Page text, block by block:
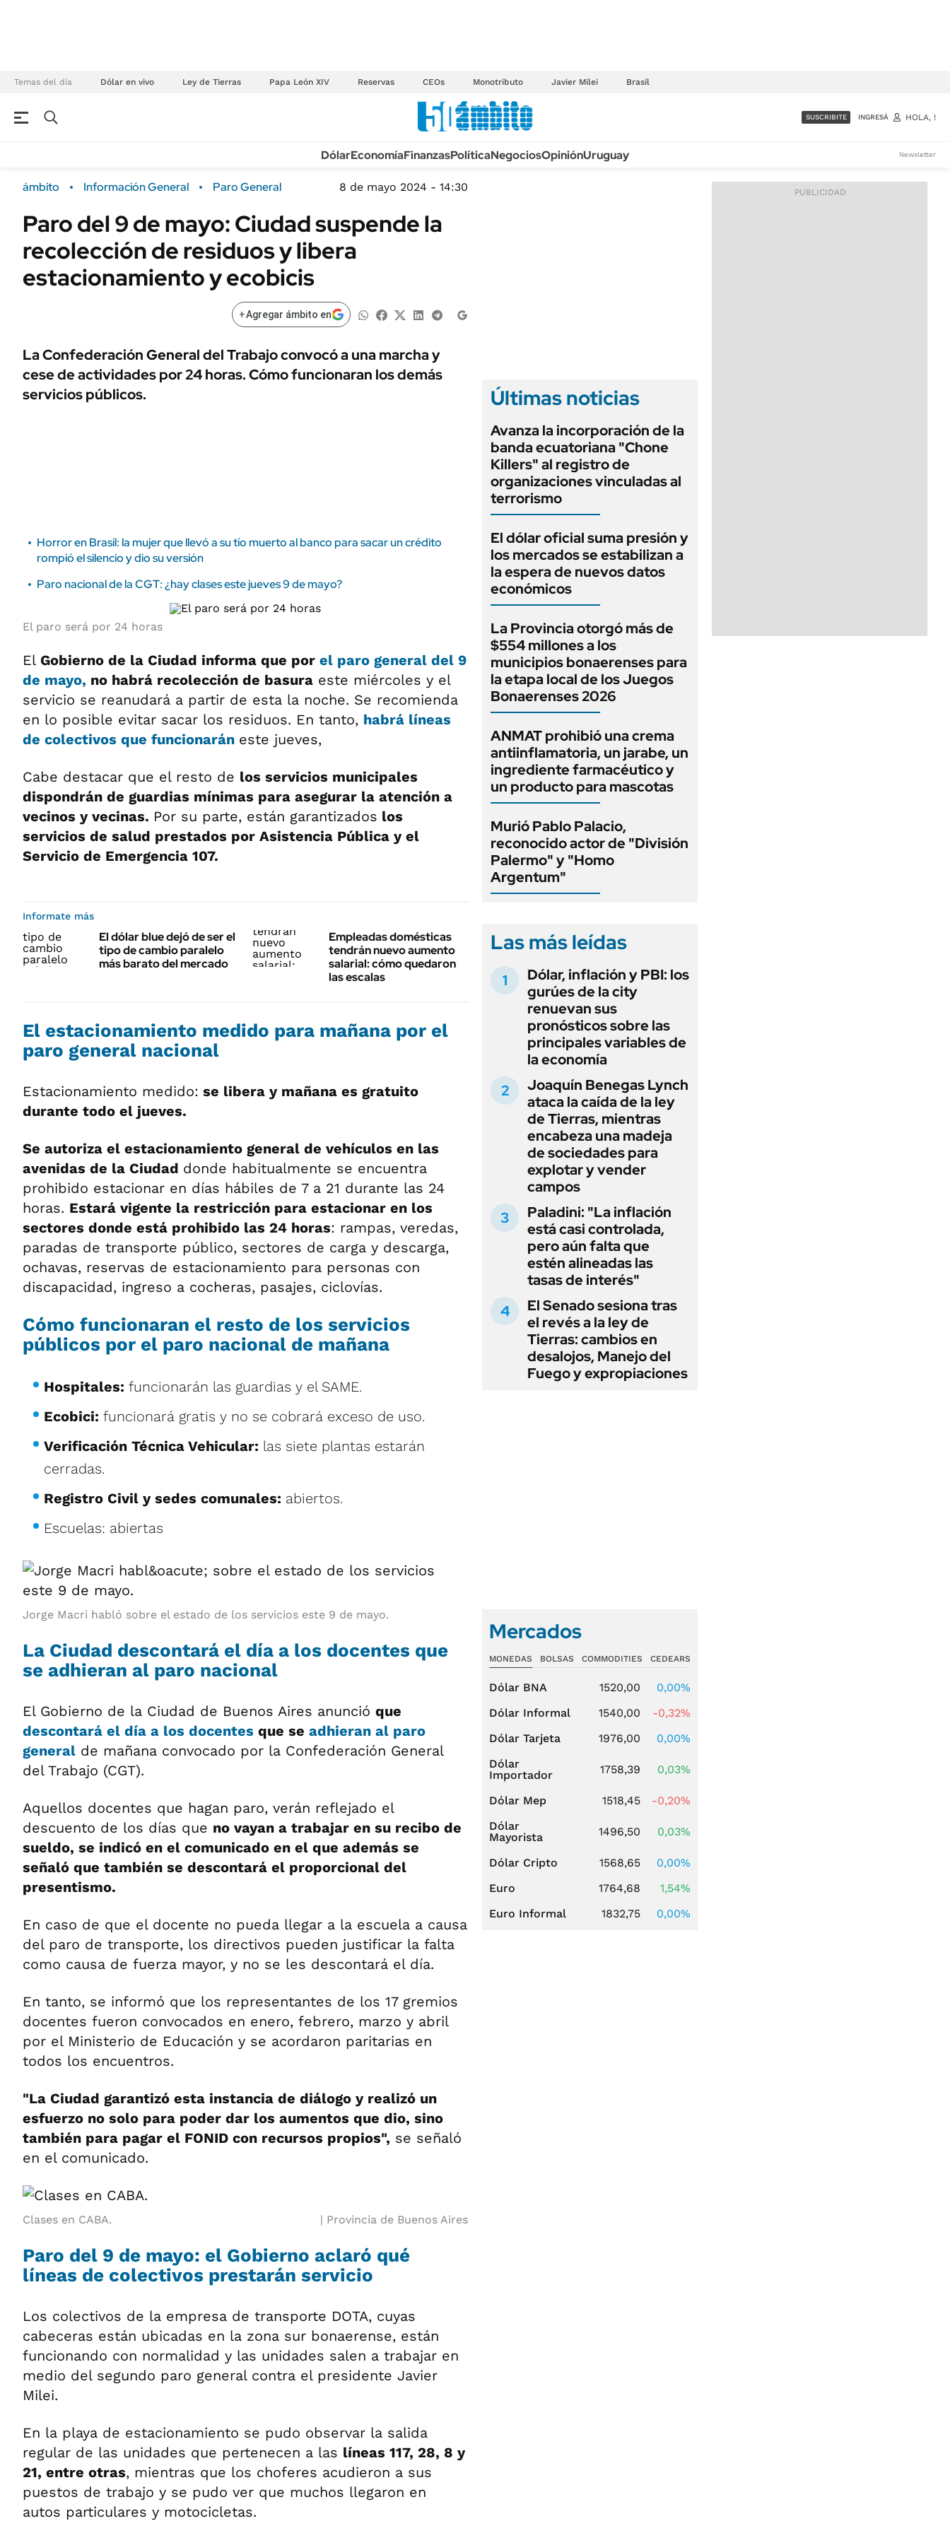
Temas del día Dólar en vivo Ley de Tierras Papa León XIV Reservas CEOs Monotributo Javier Milei Brasil
Campo
FINANZAS
Dólar
Sustentabilidad
Seguros
POLÍTICA
URUGUAY
TECNOLOGÍA
MÉXICO
MUNDO
AUTOS
ACCESO FULL - $1.800/MES
SUSCRIBITE INGRESÁ HOLA, !
DólarEconomíaFinanzasPolíticaNegociosOpiniónUruguay Newsletter
ámbito Información General Paro General 8 de mayo 2024 - 14:30
Paro del 9 de mayo: Ciudad suspende la
recolección de residuos y libera
estacionamiento y ecobicis
+Agregar ámbito en
La Confederación General del Trabajo convocó a una marcha y
cese de actividades por 24 horas. Cómo funcionaran los demás
servicios públicos.
Horror en Brasil: la mujer que llevó a su tío muerto al banco para sacar un crédito
rompió el silencio y dio su versión
Paro nacional de la CGT: ¿hay clases este jueves 9 de mayo?
El paro será por 24 horas
El Gobierno de la Ciudad informa que por el paro general del 9
de mayo, no habrá recolección de basura este miércoles y el
servicio se reanudará a partir de esta la noche. Se recomienda
en lo posible evitar sacar los residuos. En tanto, habrá líneas
de colectivos que funcionarán este jueves,
Cabe destacar que el resto de los servicios municipales
dispondrán de guardias mínimas para asegurar la atención a
vecinos y vecinas. Por su parte, están garantizados los
servicios de salud prestados por Asistencia Pública y el
Servicio de Emergencia 107.
Informate más
El dólar blue dejó de ser el
tipo de cambio paralelo
más barato del mercado
Empleadas domésticas
tendrán nuevo aumento
salarial: cómo quedaron
las escalas
El estacionamiento medido para mañana por el
paro general nacional
Estacionamiento medido: se libera y mañana es gratuito
durante todo el jueves.
Se autoriza el estacionamiento general de vehículos en las
avenidas de la Ciudad donde habitualmente se encuentra
prohibido estacionar en días hábiles de 7 a 21 durante las 24
horas. Estará vigente la restricción para estacionar en los
sectores donde está prohibido las 24 horas: rampas, veredas,
paradas de transporte público, sectores de carga y descarga,
ochavas, reservas de estacionamiento para personas con
discapacidad, ingreso a cocheras, pasajes, ciclovías.
Cómo funcionaran el resto de los servicios
públicos por el paro nacional de mañana
Hospitales: funcionarán las guardias y el SAME.
Ecobici: funcionará gratis y no se cobrará exceso de uso.
Verificación Técnica Vehicular: las siete plantas estarán
cerradas.
Registro Civil y sedes comunales: abiertos.
Escuelas: abiertas
Jorge Macri habló sobre el estado de los servicios este 9 de mayo.
La Ciudad descontará el día a los docentes que
se adhieran al paro nacional
El Gobierno de la Ciudad de Buenos Aires anunció que
descontará el día a los docentes que se adhieran al paro
general de mañana convocado por la Confederación General
del Trabajo (CGT).
Aquellos docentes que hagan paro, verán reflejado el
descuento de los días que no vayan a trabajar en su recibo de
sueldo, se indicó en el comunicado en el que además se
señaló que también se descontará el proporcional del
presentismo.
En caso de que el docente no pueda llegar a la escuela a causa
del paro de transporte, los directivos pueden justificar la falta
como causa de fuerza mayor, y no se les descontará el día.
En tanto, se informó que los representantes de los 17 gremios
docentes fueron convocados en enero, febrero, marzo y abril
por el Ministerio de Educación y se acordaron paritarias en
todos los encuentros.
"La Ciudad garantizó esta instancia de diálogo y realizó un
esfuerzo no solo para poder dar los aumentos que dio, sino
también para pagar el FONID con recursos propios", se señaló
en el comunicado.
Clases en CABA. Provincia de Buenos Aires
Paro del 9 de mayo: el Gobierno aclaró qué
líneas de colectivos prestarán servicio
Los colectivos de la empresa de transporte DOTA, cuyas
cabeceras están ubicadas en la zona sur bonaerense, están
funcionando con normalidad y las unidades salen a trabajar en
medio del segundo paro general contra el presidente Javier
Milei.
En la playa de estacionamiento se pudo observar la salida
regular de las unidades que pertenecen a las líneas 117, 28, 8 y
21, entre otras, mientras que los choferes acudieron a sus
puestos de trabajo y se pudo ver que muchos llegaron en
autos particulares y motocicletas.
Últimas noticias
Avanza la incorporación de la
banda ecuatoriana "Chone
Killers" al registro de
organizaciones vinculadas al
terrorismo
El dólar oficial suma presión y
los mercados se estabilizan a
la espera de nuevos datos
económicos
La Provincia otorgó más de
$554 millones a los
municipios bonaerenses para
la etapa local de los Juegos
Bonaerenses 2026
ANMAT prohibió una crema
antiinflamatoria, un jarabe, un
ingrediente farmacéutico y
un producto para mascotas
Murió Pablo Palacio,
reconocido actor de "División
Palermo" y "Homo
Argentum"
Las más leídas
Dólar, inflación y PBI: los
gurúes de la city
renuevan sus
pronósticos sobre las
principales variables de
la economía
Joaquín Benegas Lynch
ataca la caída de la ley
de Tierras, mientras
encabeza una madeja
de sociedades para
explotar y vender
campos
Paladini: "La inflación
está casi controlada,
pero aún falta que
estén alineadas las
tasas de interés"
El Senado sesiona tras
el revés a la ley de
Tierras: cambios en
desalojos, Manejo del
Fuego y expropiaciones
Mercados
MONEDAS BOLSAS COMMODITIES CEDEARS
Dólar BNA 1520,00
0,00%
Dólar Informal
1540,00
-0,32%
Dólar Tarjeta
1976,00
0,00%
Dólar
Importador
1758,39 0,03%
Dólar Mep 1518,45
-0,20%
Dólar
Mayorista
1496,50 0,03%
Dólar Cripto 1568,65
0,00%
Euro
1764,68
1,54%
Euro Informal
1832,75 0,00%